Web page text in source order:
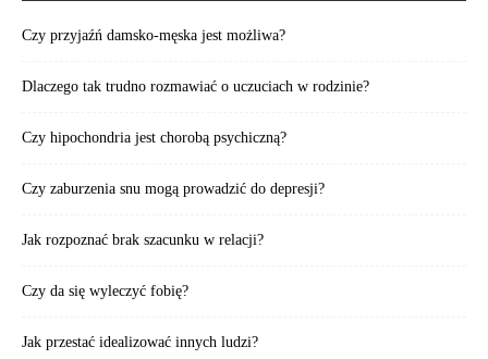
Czy przyjaźń damsko-męska jest możliwa?
Dlaczego tak trudno rozmawiać o uczuciach w rodzinie?
Czy hipochondria jest chorobą psychiczną?
Czy zaburzenia snu mogą prowadzić do depresji?
Jak rozpoznać brak szacunku w relacji?
Czy da się wyleczyć fobię?
Jak przestać idealizować innych ludzi?